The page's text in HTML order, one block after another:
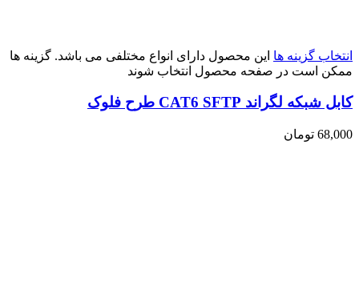
انتخاب گزینه ها این محصول دارای انواع مختلفی می باشد. گزینه ها
ممکن است در صفحه محصول انتخاب شوند
کابل شبکه لگراند CAT6 SFTP طرح فلوک
68,000 تومان